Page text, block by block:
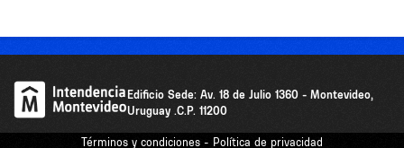
Edificio Sede: Av. 18 de Julio 1360 - Montevideo,
Uruguay .C.P. 11200
Términos y condiciones - Política de privacidad